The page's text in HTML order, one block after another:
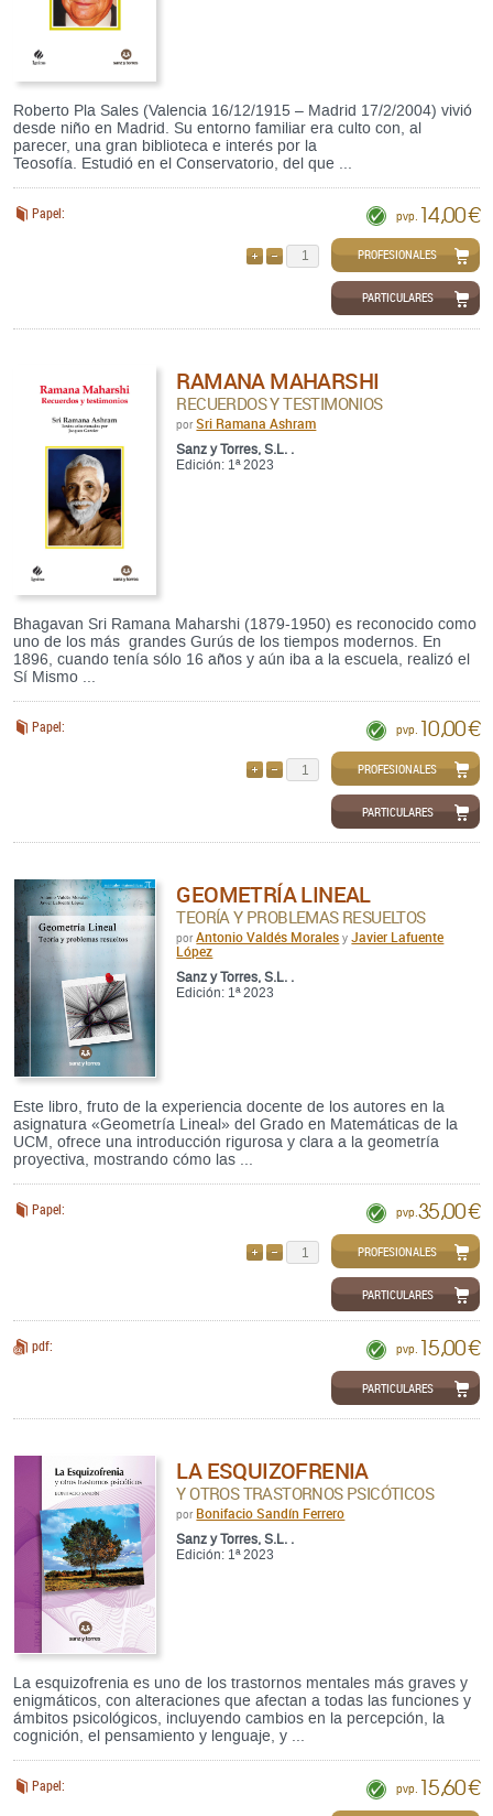
Roberto Pla Sales (Valencia 16/12/1915 – Madrid 17/2/2004) vivió
desde niño en Madrid. Su entorno familiar era culto con, al
parecer, una gran biblioteca e interés por la
Teosofía. Estudió en el Conservatorio, del que ...
Papel: pvp. 14,00 €
QUITARPROFESIONALES
PARTICULARES
RAMANA MAHARSHI
RECUERDOS Y TESTIMONIOS
porSri Ramana Ashram
Sanz y Torres, S.L. .
Edición: 1ª 2023
Bhagavan Sri Ramana Maharshi (1879-1950) es reconocido como
uno de los más grandes Gurús de los tiempos modernos. En
1896, cuando tenía sólo 16 años y aún iba a la escuela, realizó el
Sí Mismo ...
Papel: pvp. 10,00 €
QUITARPROFESIONALES
PARTICULARES
GEOMETRÍA LINEAL
TEORÍA Y PROBLEMAS RESUELTOS
porAntonio Valdés Morales yJavier Lafuente
López
Sanz y Torres, S.L. .
Edición: 1ª 2023
Este libro, fruto de la experiencia docente de los autores en la
asignatura «Geometría Lineal» del Grado en Matemáticas de la
UCM, ofrece una introducción rigurosa y clara a la geometría
proyectiva, mostrando cómo las ...
Papel: pvp. 35,00 €
QUITARPROFESIONALES
PARTICULARES
pdf: pvp. 15,00 €
PARTICULARES
LA ESQUIZOFRENIA
Y OTROS TRASTORNOS PSICÓTICOS
por Bonifacio Sandín Ferrero
Sanz y Torres, S.L. .
Edición: 1ª 2023
La esquizofrenia es uno de los trastornos mentales más graves y
enigmáticos, con alteraciones que afectan a todas las funciones y
ámbitos psicológicos, incluyendo cambios en la percepción, la
cognición, el pensamiento y lenguaje, y ...
Papel: pvp. 15,60 €